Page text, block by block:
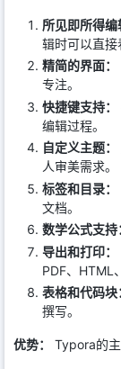
所见即所得编
辑时可以直接
精简的界面：
专注。
快捷键支持：
编辑过程。
自定义主题：
人审美需求。
标签和目录：
文档。
数学公式支持
导出和打印：
PDF、HTML
表格和代码块
撰写。
优势： Typora的主